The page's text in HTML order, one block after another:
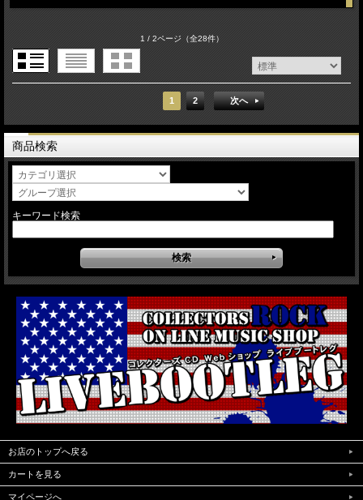
1 / 2ページ（全28件）
1 2 次へ
商品検索
キーワード検索
お店のトップへ戻る
カートを見る
マイページへ